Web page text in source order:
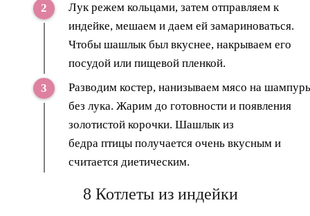
Лук режем кольцами, затем отправляем к
индейке, мешаем и даем ей замариноваться.
Чтобы шашлык был вкуснее, накрываем его
посудой или пищевой пленкой.
Разводим костер, нанизываем мясо на
без лука. Жарим до готовности и появления
золотистой корочки. Шашлык из
бедра птицы получается очень вкусным и
считается диетическим.
8 Котлеты из индейки